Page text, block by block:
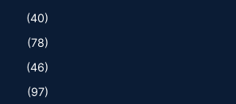
(40)
(78)
(46)
(97)